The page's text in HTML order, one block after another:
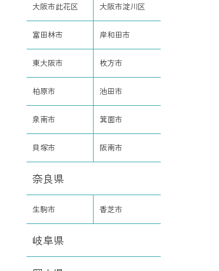
大阪市此花区 大阪市淀川区
富田林市 岸和田市
東大阪市 枚方市
柏原市 池田市
泉南市 箕面市
貝塚市 阪南市
奈良県
生駒市 香芝市
岐阜県